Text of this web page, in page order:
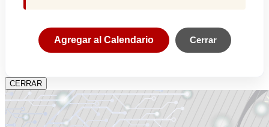
Agregar al Calendario Cerrar
CERRAR